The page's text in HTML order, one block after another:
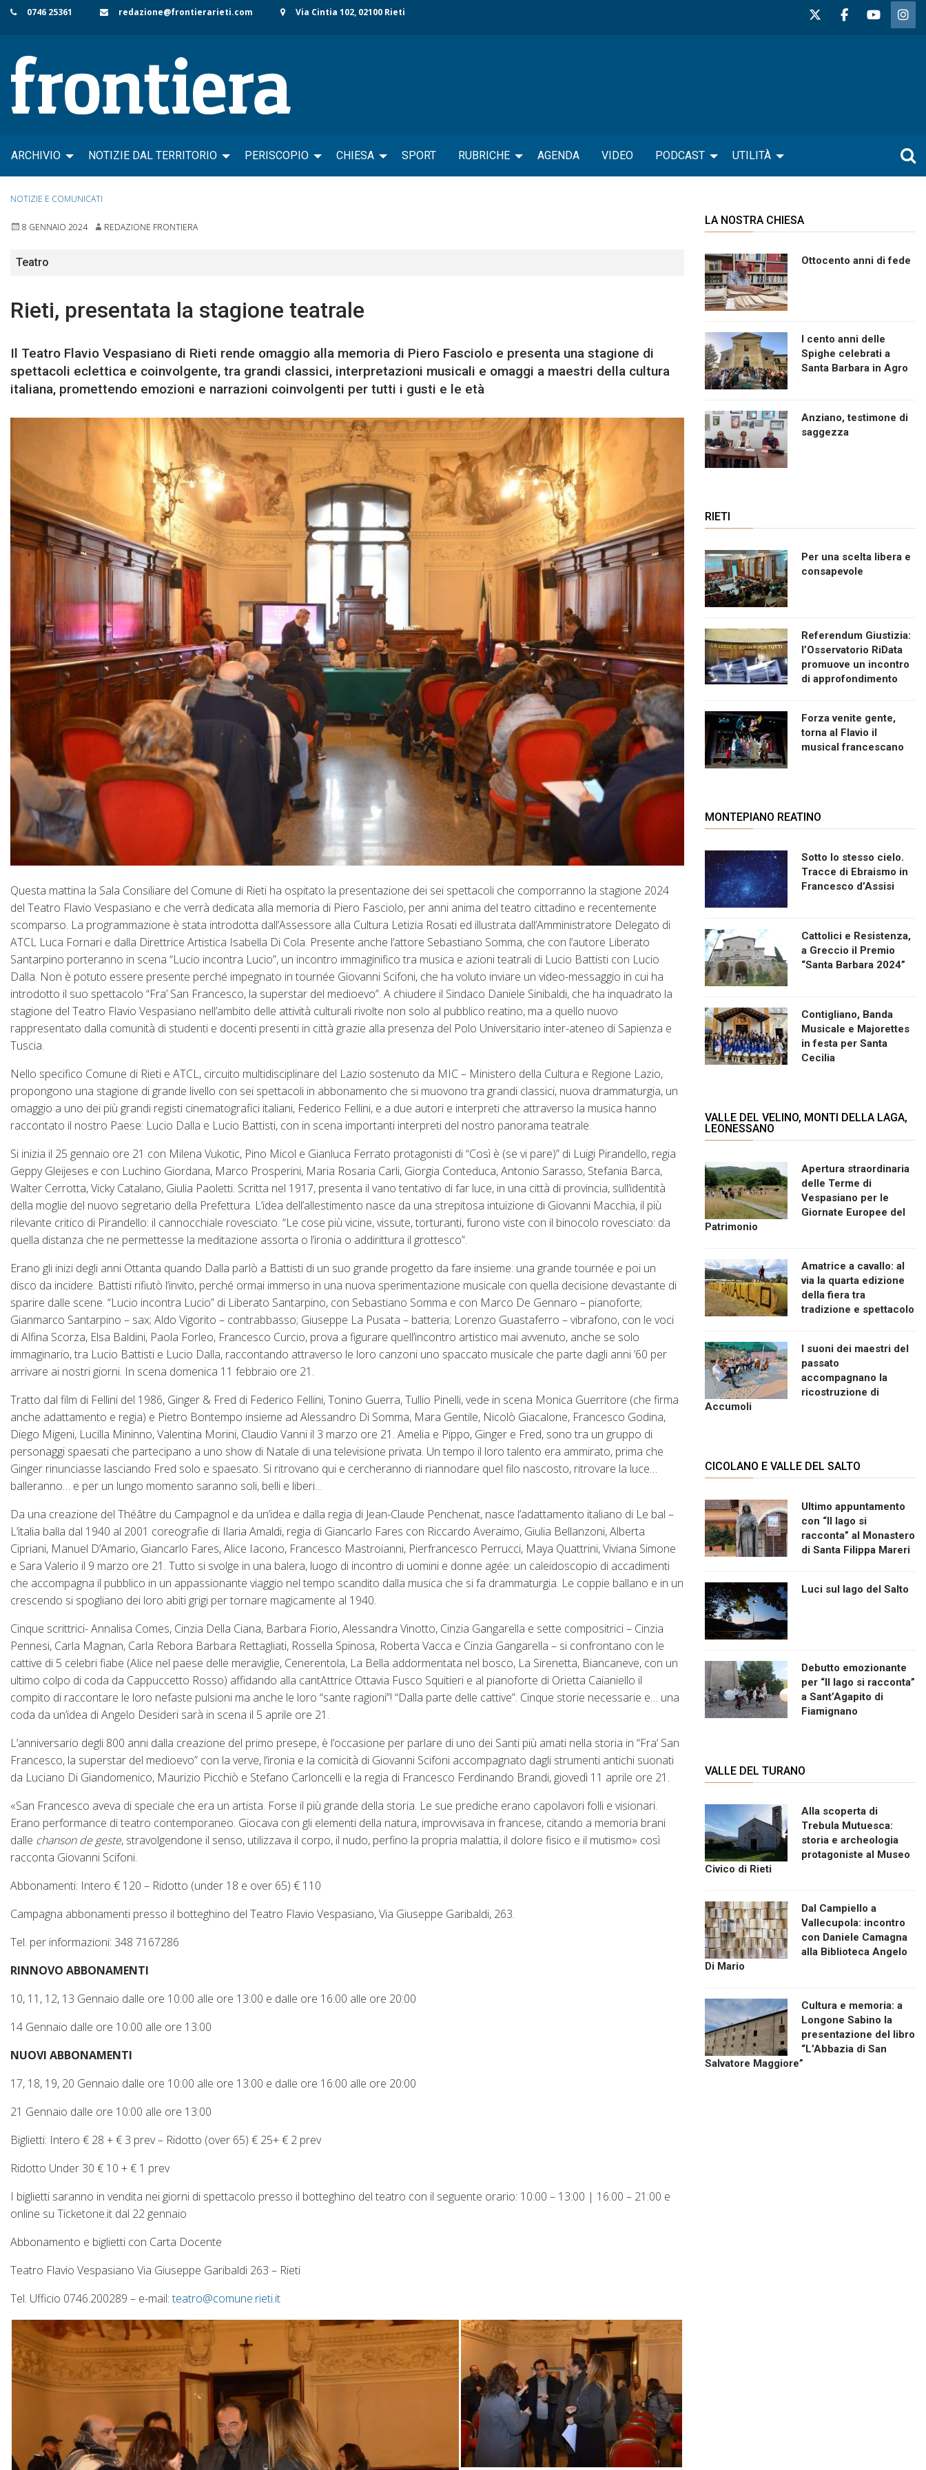
Skip
content
0746 25361 redazione@frontierarieti.com Via Cintia 102, 02100 Rieti
ARCHIVIO NOTIZIE DAL TERRITORIO PERISCOPIO CHIESA SPORT RUBRICHE AGENDA VIDEO PODCAST UTILITÀ
NOTIZIE E COMUNICATI
8 GENNAIO 2024 REDAZIONE FRONTIERA
Teatro
Rieti, presentata la stagione teatrale
Il Teatro Flavio Vespasiano di Rieti rende omaggio alla memoria di Piero Fasciolo e presenta una stagione di
spettacoli eclettica e coinvolgente, tra grandi classici, interpretazioni musicali e omaggi a maestri della cultura
italiana, promettendo emozioni e narrazioni coinvolgenti per tutti i gusti e le età
Questa mattina la Sala Consiliare del Comune di Rieti ha ospitato la presentazione dei sei spettacoli che comporranno la stagione 2024
del Teatro Flavio Vespasiano e che verrà dedicata alla memoria di Piero Fasciolo, per anni anima del teatro cittadino e recentemente
scomparso. La programmazione è stata introdotta dall’Assessore alla Cultura Letizia Rosati ed illustrata dall’Amministratore Delegato di
ATCL Luca Fornari e dalla Direttrice Artistica Isabella Di Cola. Presente anche l’attore Sebastiano Somma, che con l’autore Liberato
Santarpino porteranno in scena “Lucio incontra Lucio”, un incontro immaginifico tra musica e azioni teatrali di Lucio Battisti con Lucio
Dalla. Non è potuto essere presente perché impegnato in tournée Giovanni Scifoni, che ha voluto inviare un video-messaggio in cui ha
introdotto il suo spettacolo “Fra’ San Francesco, la superstar del medioevo”. A chiudere il Sindaco Daniele Sinibaldi, che ha inquadrato la
stagione del Teatro Flavio Vespasiano nell’ambito delle attività culturali rivolte non solo al pubblico reatino, ma a quello nuovo
rappresentato dalla comunità di studenti e docenti presenti in città grazie alla presenza del Polo Universitario inter-ateneo di Sapienza e
Tuscia.
Nello specifico Comune di Rieti e ATCL, circuito multidisciplinare del Lazio sostenuto da MIC – Ministero della Cultura e Regione Lazio,
propongono una stagione di grande livello con sei spettacoli in abbonamento che si muovono tra grandi classici, nuova drammaturgia, un
omaggio a uno dei più grandi registi cinematografici italiani, Federico Fellini, e a due autori e interpreti che attraverso la musica hanno
raccontato il nostro Paese: Lucio Dalla e Lucio Battisti, con in scena importanti interpreti del nostro panorama teatrale.
Si inizia il 25 gennaio ore 21 con Milena Vukotic, Pino Micol e Gianluca Ferrato protagonisti di “Così è (se vi pare)” di Luigi Pirandello, regia
Geppy Gleijeses e con Luchino Giordana, Marco Prosperini, Maria Rosaria Carli, Giorgia Conteduca, Antonio Sarasso, Stefania Barca,
Walter Cerrotta, Vicky Catalano, Giulia Paoletti. Scritta nel 1917, presenta il vano tentativo di far luce, in una città di provincia, sull’identità
della moglie del nuovo segretario della Prefettura. L’idea dell’allestimento nasce da una strepitosa intuizione di Giovanni Macchia, il più
rilevante critico di Pirandello: il cannocchiale rovesciato. “Le cose più vicine, vissute, torturanti, furono viste con il binocolo rovesciato: da
quella distanza che ne permettesse la meditazione assorta o l’ironia o addirittura il grottesco”.
Erano gli inizi degli anni Ottanta quando Dalla parlò a Battisti di un suo grande progetto da fare insieme: una grande tournée e poi un
disco da incidere. Battisti rifiutò l’invito, perché ormai immerso in una nuova sperimentazione musicale con quella decisione devastante di
sparire dalle scene. “Lucio incontra Lucio” di Liberato Santarpino, con Sebastiano Somma e con Marco De Gennaro – pianoforte;
Gianmarco Santarpino – sax; Aldo Vigorito – contrabbasso; Giuseppe La Pusata – batteria; Lorenzo Guastaferro – vibrafono, con le voci
di Alfina Scorza, Elsa Baldini, Paola Forleo, Francesco Curcio, prova a figurare quell’incontro artistico mai avvenuto, anche se solo
immaginario, tra Lucio Battisti e Lucio Dalla, raccontando attraverso le loro canzoni uno spaccato musicale che parte dagli anni ’60 per
arrivare ai nostri giorni. In scena domenica 11 febbraio ore 21.
Tratto dal film di Fellini del 1986, Ginger & Fred di Federico Fellini, Tonino Guerra, Tullio Pinelli, vede in scena Monica Guerritore (che firma
anche adattamento e regia) e Pietro Bontempo insieme ad Alessandro Di Somma, Mara Gentile, Nicolò Giacalone, Francesco Godina,
Diego Migeni, Lucilla Mininno, Valentina Morini, Claudio Vanni il 3 marzo ore 21. Amelia e Pippo, Ginger e Fred, sono tra un gruppo di
personaggi spaesati che partecipano a uno show di Natale di una televisione privata. Un tempo il loro talento era ammirato, prima che
Ginger rinunciasse lasciando Fred solo e spaesato. Si ritrovano qui e cercheranno di riannodare quel filo nascosto, ritrovare la luce…
balleranno… e per un lungo momento saranno soli, belli e liberi…
Da una creazione del Théâtre du Campagnol e da un’idea e dalla regia di Jean-Claude Penchenat, nasce l’adattamento italiano di Le bal –
L’italia balla dal 1940 al 2001 coreografie di Ilaria Amaldi, regia di Giancarlo Fares con Riccardo Averaimo, Giulia Bellanzoni, Alberta
Cipriani, Manuel D’Amario, Giancarlo Fares, Alice Iacono, Francesco Mastroianni, Pierfrancesco Perrucci, Maya Quattrini, Viviana Simone
e Sara Valerio il 9 marzo ore 21. Tutto si svolge in una balera, luogo di incontro di uomini e donne agée: un caleidoscopio di accadimenti
che accompagna il pubblico in un appassionante viaggio nel tempo scandito dalla musica che si fa drammaturgia. Le coppie ballano e in un
crescendo si spogliano dei loro abiti grigi per tornare magicamente al 1940.
Cinque scrittrici- Annalisa Comes, Cinzia Della Ciana, Barbara Fiorio, Alessandra Vinotto, Cinzia Gangarella e sette compositrici – Cinzia
Pennesi, Carla Magnan, Carla Rebora Barbara Rettagliati, Rossella Spinosa, Roberta Vacca e Cinzia Gangarella – si confrontano con le
cattive di 5 celebri fiabe (Alice nel paese delle meraviglie, Cenerentola, La Bella addormentata nel bosco, La Sirenetta, Biancaneve, con un
ultimo colpo di coda da Cappuccetto Rosso) affidando alla cantAttrice Ottavia Fusco Squitieri e al pianoforte di Orietta Caianiello il
compito di raccontare le loro nefaste pulsioni ma anche le loro “sante ragioni”! “Dalla parte delle cattive”. Cinque storie necessarie e… una
coda da un’idea di Angelo Desideri sarà in scena il 5 aprile ore 21.
L’anniversario degli 800 anni dalla creazione del primo presepe, è l’occasione per parlare di uno dei Santi più amati nella storia in “Fra’ San
Francesco, la superstar del medioevo” con la verve, l’ironia e la comicità di Giovanni Scifoni accompagnato dagli strumenti antichi suonati
da Luciano Di Giandomenico, Maurizio Picchiò e Stefano Carloncelli e la regia di Francesco Ferdinando Brandi, giovedì 11 aprile ore 21.
«San Francesco aveva di speciale che era un artista. Forse il più grande della storia. Le sue prediche erano capolavori folli e visionari.
Erano performance di teatro contemporaneo. Giocava con gli elementi della natura, improvvisava in francese, citando a memoria brani
dalle chanson de geste, stravolgendone il senso, utilizzava il corpo, il nudo, perfino la propria malattia, il dolore fisico e il mutismo» così
racconta Giovanni Scifoni.
Abbonamenti: Intero € 120 – Ridotto (under 18 e over 65) € 110
Campagna abbonamenti presso il botteghino del Teatro Flavio Vespasiano, Via Giuseppe Garibaldi, 263.
Tel. per informazioni: 348 7167286
RINNOVO ABBONAMENTI
10, 11, 12, 13 Gennaio dalle ore 10:00 alle ore 13:00 e dalle ore 16:00 alle ore 20:00
14 Gennaio dalle ore 10:00 alle ore 13:00
NUOVI ABBONAMENTI
17, 18, 19, 20 Gennaio dalle ore 10:00 alle ore 13:00 e dalle ore 16:00 alle ore 20:00
21 Gennaio dalle ore 10:00 alle ore 13:00
Biglietti: Intero € 28 + € 3 prev – Ridotto (over 65) € 25+ € 2 prev
Ridotto Under 30 € 10 + € 1 prev
I biglietti saranno in vendita nei giorni di spettacolo presso il botteghino del teatro con il seguente orario: 10:00 – 13:00 | 16:00 – 21:00 e
online su Ticketone.it dal 22 gennaio
Abbonamento e biglietti con Carta Docente
Teatro Flavio Vespasiano Via Giuseppe Garibaldi 263 – Rieti
Tel. Ufficio 0746.200289 – e-mail:teatro@comune.rieti.it
LA NOSTRA CHIESA
Ottocento anni di fede
I cento anni delle
Spighe celebrati a
Santa Barbara in Agro
Anziano, testimone di
saggezza
RIETI
Per una scelta libera e
consapevole
Referendum Giustizia:
l’Osservatorio RiData
promuove un incontro
di approfondimento
Forza venite gente,
torna al Flavio il
musical francescano
MONTEPIANO REATINO
Sotto lo stesso cielo.
Tracce di Ebraismo in
Francesco d’Assisi
Cattolici e Resistenza,
a Greccio il Premio
“Santa Barbara 2024”
Contigliano, Banda
Musicale e Majorettes
in festa per Santa
Cecilia
VALLE DEL VELINO, MONTI DELLA LAGA,
LEONESSANO
Apertura straordinaria
delle Terme di
Vespasiano per le
Giornate Europee del
Patrimonio
Amatrice a cavallo: al
via la quarta edizione
della fiera tra
tradizione e spettacolo
I suoni dei maestri del
passato
accompagnano la
ricostruzione di
Accumoli
CICOLANO E VALLE DEL SALTO
Ultimo appuntamento
con “Il lago si
racconta” al Monastero
di Santa Filippa Mareri
Luci sul lago del Salto
Debutto emozionante
per “Il lago si racconta”
a Sant’Agapito di
Fiamignano
VALLE DEL TURANO
Alla scoperta di
Trebula Mutuesca:
storia e archeologia
protagoniste al Museo
Civico di Rieti
Dal Campiello a
Vallecupola: incontro
con Daniele Camagna
alla Biblioteca Angelo
Di Mario
Cultura e memoria: a
Longone Sabino la
presentazione del libro
“L’Abbazia di San
Salvatore Maggiore”